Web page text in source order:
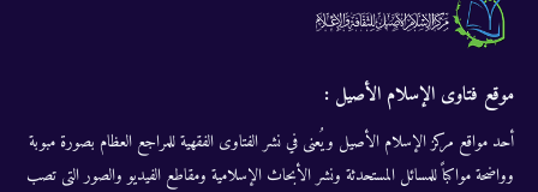
موقع فتاوى الإسلام الأصيل :
أحد مواقع مركز الإسلام الأصيل ويُعنى في نشر الفتاوى الفقهية للمراجع العظام بصورة مبوبة
وواضحة مواكباً للمسائل المستحدثة ونشر الأبحاث الإسلامية ومقاطع الفيديو والصور التى تصب